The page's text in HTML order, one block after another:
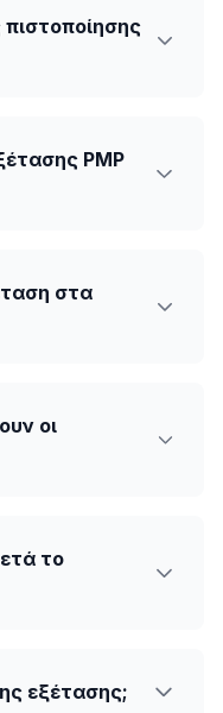
πιστοποίησης
PMP
στα
οι
το
εξέτασης;